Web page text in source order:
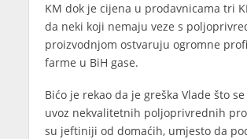
KM dok je cijena u prodavnicama tri
da neki koji nemaju veze s
proizvodnjom ostvaruju ogromne
farme u BiH gase.
Bićo je rekao da je greška Vlade što
uvoz nekvalitetnih poljoprivrednih
su jeftiniji od domaćih, umjesto da